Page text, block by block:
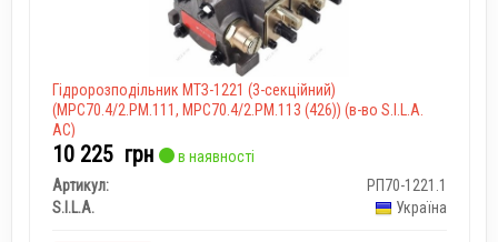
Гідророзподільник МТЗ-1221 (3-секційний)
(MPC70.4/2.PM.111, МРС70.4/2.РМ.113 (426)) (в-во S.I.L.A.
AC)
10 225 грн
в наявності
Артикул:
РП70-1221.1
S.I.L.A.
Україна